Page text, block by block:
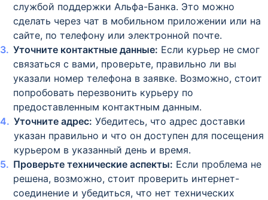
службой поддержки Альфа-Банка. Это можно
сделать через чат в мобильном приложении или на
сайте, по телефону или электронной почте.
Уточните контактные данные: Если курьер не смог
связаться с вами, проверьте, правильно ли вы
указали номер телефона в заявке. Возможно, стоит
попробовать перезвонить курьеру по
предоставленным контактным данным.
Уточните адрес: Убедитесь, что адрес доставки
указан правильно и что он доступен для посещения
курьером в указанный день и время.
Проверьте технические аспекты: Если проблема не
решена, возможно, стоит проверить интернет-
соединение и убедиться, что нет технических